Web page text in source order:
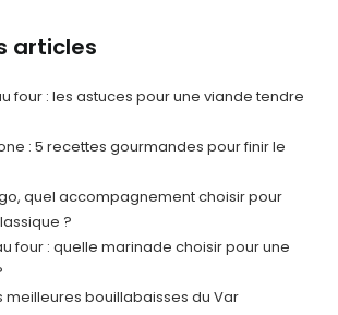
articles
four : les astuces pour une viande tendre
: 5 recettes gourmandes pour finir le
quel accompagnement choisir pour
?
four : quelle marinade choisir pour une
bouillabaisses du Var